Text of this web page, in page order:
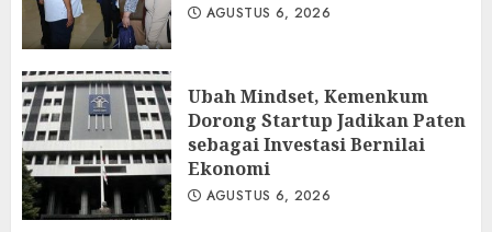
AGUSTUS 6, 2026
Ubah Mindset, Kemenkum
Dorong Startup Jadikan Paten
sebagai Investasi Bernilai
Ekonomi
AGUSTUS 6, 2026